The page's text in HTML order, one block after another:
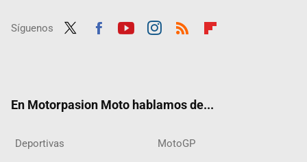
Síguenos
En Motorpasion Moto hablamos de...
Deportivas MotoGP